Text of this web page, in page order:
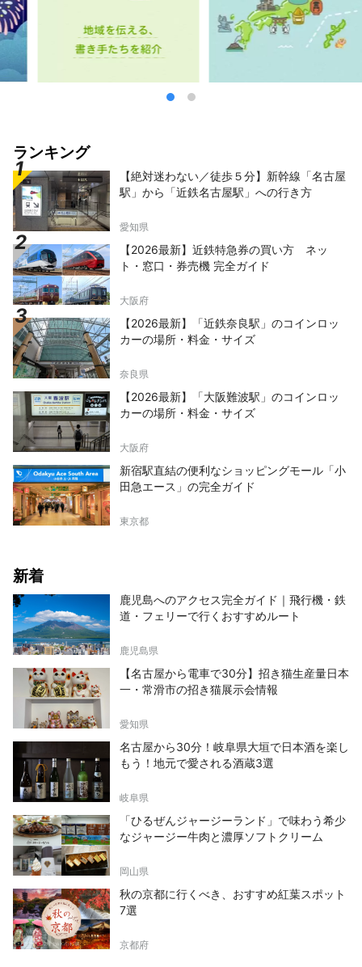
ランキング
【絶対迷わない／徒歩５分】新幹線「名古屋
駅」から「近鉄名古屋駅」への行き方
愛知県
【2026最新】近鉄特急券の買い方 ネッ
ト・窓口・券売機 完全ガイド
大阪府
【2026最新】「近鉄奈良駅」のコインロッ
カーの場所・料金・サイズ
奈良県
【2026最新】「大阪難波駅」のコインロッ
カーの場所・料金・サイズ
大阪府
新宿駅直結の便利なショッピングモール「小
田急エース」の完全ガイド
東京都
新着
鹿児島へのアクセス完全ガイド｜飛行機・鉄
道・フェリーで行くおすすめルート
鹿児島県
【名古屋から電車で30分】招き猫生産量日本
一・常滑市の招き猫展示会情報
愛知県
名古屋から30分！岐阜県大垣で日本酒を楽し
もう！地元で愛される酒蔵3選
岐阜県
「ひるぜんジャージーランド」で味わう希少
なジャージー牛肉と濃厚ソフトクリーム
岡山県
秋の京都に行くべき、おすすめ紅葉スポット
7選
京都府